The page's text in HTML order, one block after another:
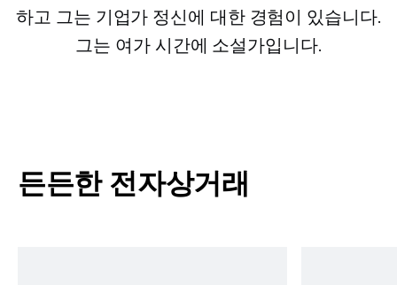
하고 그는 기업가 정신에 대한 경험이 있습니다.
그는 여가 시간에 소설가입니다.
든든한 전자상거래